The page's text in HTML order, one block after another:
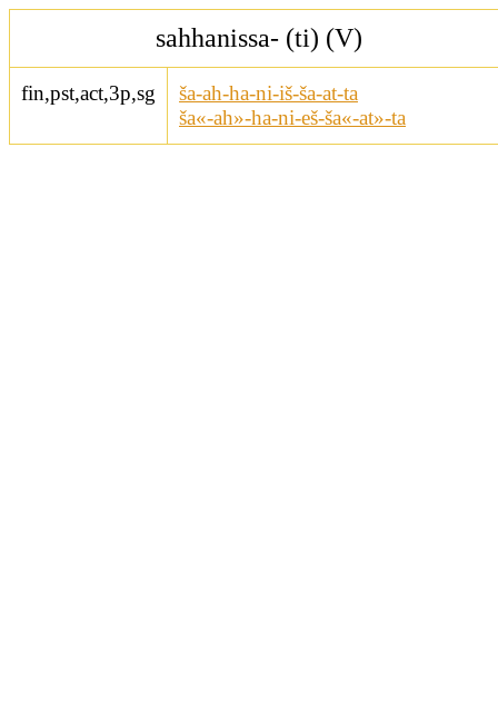
sahhanissa- (ti) (V)
fin,pst,act,3p,sg
ša-ah-ha-ni-iš-ša-at-ta
ša«-ah»-ha-ni-eš-ša«-at»-ta